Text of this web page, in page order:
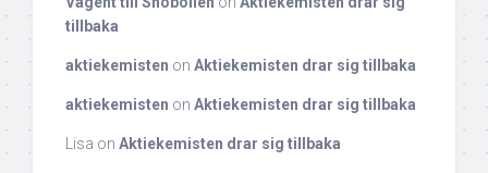
tillbaka
aktiekemisten on Aktiekemisten drar sig tillbaka
aktiekemisten on Aktiekemisten drar sig tillbaka
Lisa on Aktiekemisten drar sig tillbaka